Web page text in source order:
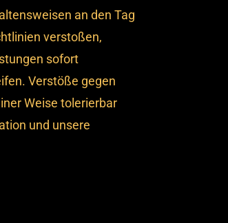
an den Tag
verstoßen,
sofort
Verstöße gegen
Weise tolerierbar
und unsere